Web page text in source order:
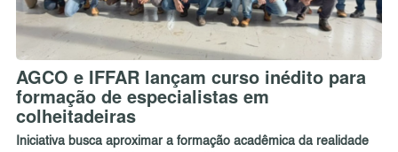
AGCO e IFFAR lançam curso inédito para
formação de especialistas em
colheitadeiras
Iniciativa busca aproximar a formação acadêmica da realidade